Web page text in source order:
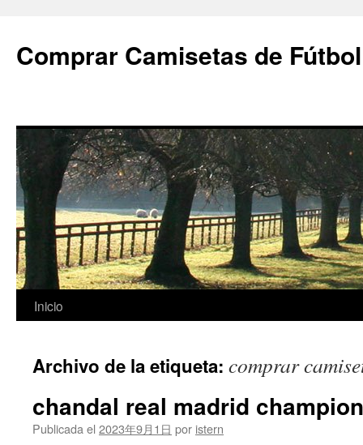
Comprar Camisetas de
Saltar
contenido
Inicio
Archivo de la etiqueta: comprar
chandal real madrid
Publicada el 2023年9月1日 por istern